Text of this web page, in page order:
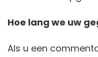
Hoe lang we uw
Als u een